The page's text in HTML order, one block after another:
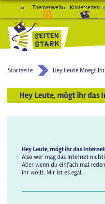
Themenwelt Kinderseiten
Startseite Hey Leute Moegt
Hey Leute, mögt ihr das
Hey Leute, mögt ihr das
Also wer mag das Internet
Aber wenn du einfach mal
ihr wollt. Mir ist es egal.